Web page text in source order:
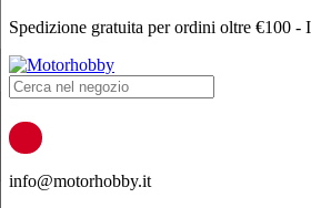
Spedizione gratuita per ordini oltre €100 -
Products
search
info@motorhobby.it